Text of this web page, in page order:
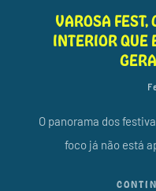
VAROSA FEST,
INTERIOR QUE
O panorama dos
foco já não está